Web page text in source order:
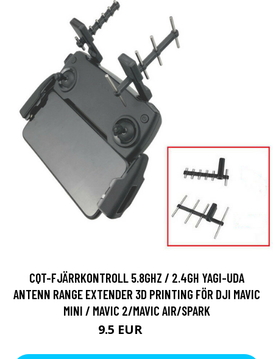
CQT-FJÄRRKONTROLL 5.8GHZ / 2.4GH YAGI-UDA
ANTENN RANGE EXTENDER 3D PRINTING FÖR DJI MAVIC
MINI / MAVIC 2/MAVIC AIR/SPARK
9.5 EUR